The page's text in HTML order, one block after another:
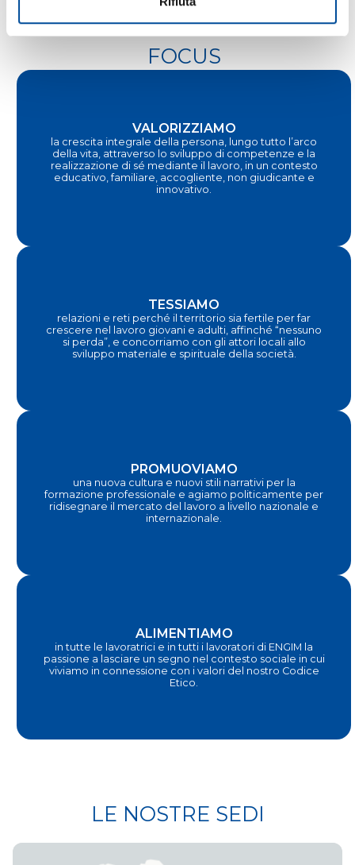
FOCUS
VALORIZZIAMO
la crescita integrale della persona, lungo tutto l’arco
della vita, attraverso lo sviluppo di competenze e la
realizzazione di sé mediante il lavoro, in un contesto
educativo, familiare, accogliente, non giudicante e
innovativo.
TESSIAMO
relazioni e reti perché il territorio sia fertile per far
crescere nel lavoro giovani e adulti, affinché “nessuno
si perda”, e concorriamo con gli attori locali allo
sviluppo materiale e spirituale della società.
PROMUOVIAMO
una nuova cultura e nuovi stili narrativi per la
formazione professionale e agiamo politicamente per
ridisegnare il mercato del lavoro a livello nazionale e
internazionale.
ALIMENTIAMO
in tutte le lavoratrici e in tutti i lavoratori di ENGIM la
passione a lasciare un segno nel contesto sociale in cui
viviamo in connessione con i valori del nostro Codice
Etico.
LE NOSTRE SEDI